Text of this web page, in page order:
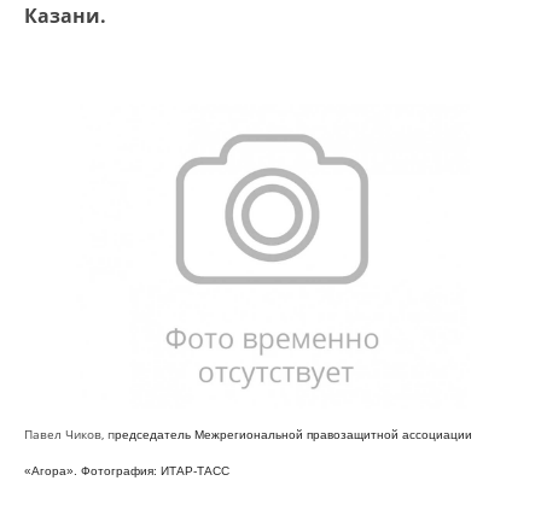
Казани.
Павел Чиков, председатель Межрегиональной правозащитной ассоциации
«Агора». Фотография: ИТАР-ТАСС